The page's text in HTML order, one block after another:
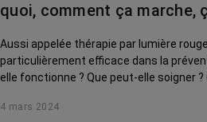
quoi, comment ça marche,
Aussi appelée thérapie par lumière
particulièrement efficace dans la
elle fonctionne ? Que peut-elle soigner
4 mars 2024